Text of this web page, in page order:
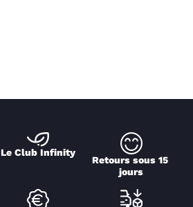
Le Club Infinity
Retours sous 15
jours